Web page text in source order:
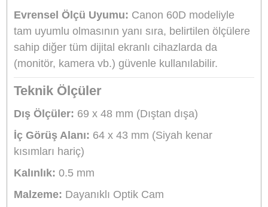
bulunan özel yapışkan bant sistemi sayesinde,
ekranınıza saniyeler içinde zahmetsizce
yapıştırılır.
İnce ve Kristal Netlik:
kalınlığındaki yapısı, makinenizin orijinal
tasarımını bozmaz. Yüksek ışık geçirgenliği ile
ekranın renk doğruluğunu ve parlaklığını aynen
korur.
Evrensel Ölçü Uyumu:
tam uyumlu olmasının yanı sıra, belirtilen